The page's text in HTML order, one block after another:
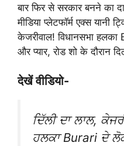
बार फिर से सरकार बनने का
मीडिया प्लेटफॉर्म एक्स यानी
केजरीवाल! विधानसभा
और प्यार, रोड शो के दौरान
देखें वीडियो-
ਦਿੱਲੀ ਦਾ ਲਾਲ,
ਹਲਕਾ Burari ਦੇ